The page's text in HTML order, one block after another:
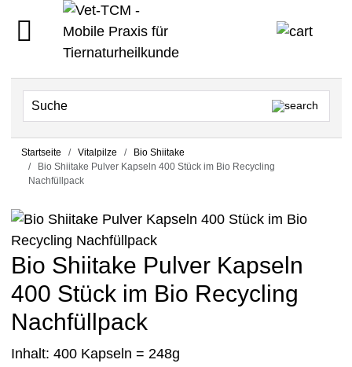
Startseite Vitalpilze
Bio Shiitake
Bio Shiitake Pulver Kapseln 400 Stück im Bio Recycling
Nachfüllpack
Bio Shiitake Pulver Kapseln
400 Stück im Bio Recycling
Nachfüllpack
Inhalt: 400 Kapseln = 248g